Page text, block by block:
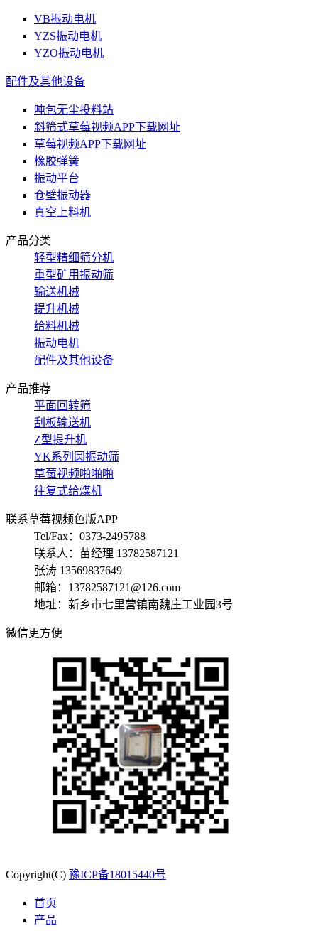
VB振动电机
YZS振动电机
YZO振动电机
配件及其他设备
吨包无尘投料站
斜筛式草莓视频APP下载网址
草莓视频APP下载网址
橡胶弹簧
振动平台
仓壁振动器
真空上料机
产品分类
轻型精细筛分机
重型矿用振动筛
输送机械
提升机械
给料机械
振动电机
配件及其他设备
产品推荐
平面回转筛
刮板输送机
Z型提升机
YK系列圆振动筛
草莓视频啪啪啪
往复式给煤机
联系草莓视频色版APP
Tel/Fax：0373-2495788
联系人：苗经理 13782587121
张涛 13569837649
邮箱：13782587121@126.com
地址：新乡市七里营镇南魏庄工业园3号
微信更方便
Copyright(C) 豫ICP备18015440号
首页
产品